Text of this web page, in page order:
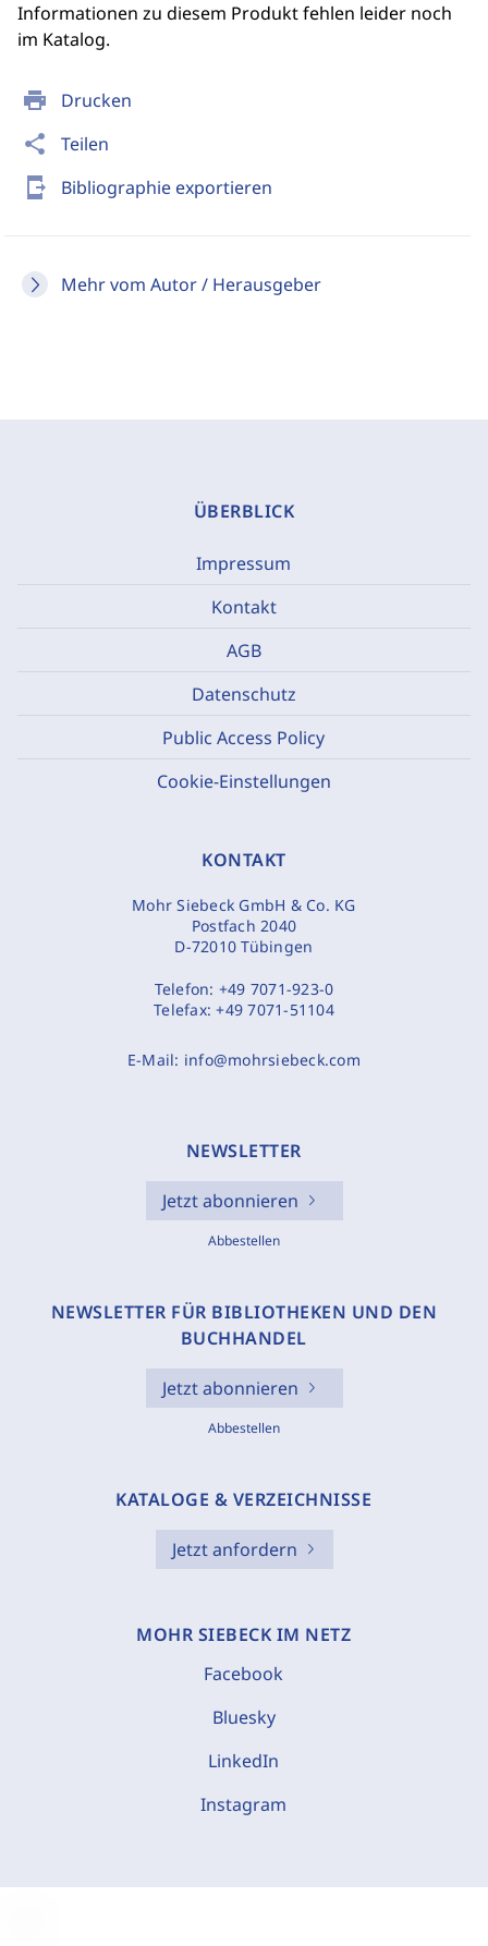
print Drucken
share Teilen
send_to_mobile Bibliographie exportieren
Mehr vom Autor / Herausgeber
Informationen zu diesem Produkt fehlen leider noch
im Katalog.
ÜBERBLICK
Impressum
Kontakt
AGB
Datenschutz
Public Access Policy
Cookie-Einstellungen
KONTAKT
Mohr Siebeck GmbH & Co. KG
Postfach 2040
D-72010 Tübingen
Telefon: +49 7071-923-0
Telefax:+49 7071-51104
E-Mail: info@mohrsiebeck.com
NEWSLETTER
Jetzt abonnieren
Abbestellen
NEWSLETTER FÜR BIBLIOTHEKEN UND DEN
BUCHHANDEL
Jetzt abonnieren
Abbestellen
KATALOGE & VERZEICHNISSE
Jetzt anfordern
MOHR SIEBECK IM NETZ
Facebook
Bluesky
LinkedIn
Instagram